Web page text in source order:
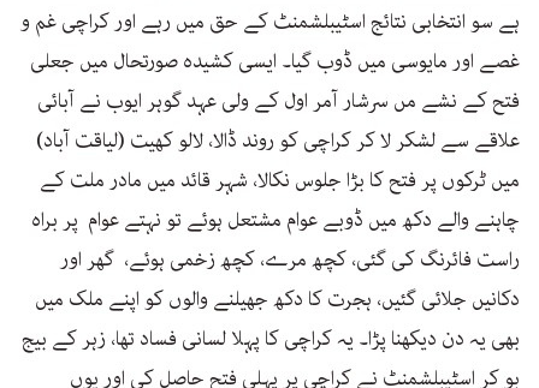
ہے سو انتخابی نتائج اسٹیبلشمنٹ کے حق میں رہے اور کراچی غم و
غصے اور مایوسی میں ڈوب گیا۔ ایسی کشیدہ صورتحال میں جعلی
فتح کے نشے مں سرشار آمر اول کے ولی عہد گوہر ایوب نے آبائی
علاقے سے لشکر لا کر کراچی کو روند ڈالا، لالو کھیت (لیاقت آباد)
میں ٹرکوں پر فتح کا بڑا جلوس نکالا، شہر قائد میں مادر ملت کے
چاہنے والے دکھ میں ڈوبے عوام مشتعل ہوئے تو نہتے عوام پر براہ
راست فائرنگ کی گئی، کچھ مرے، کچھ زخمی ہوئے، گھر اور
دکانیں جلائی گئیں، ہجرت کا دکھ جھیلنے والوں کو اپنے ملک میں
بھی یہ دن دیکھنا پڑا۔ یہ کراچی کا پہلا لسانی فساد تھا، زہر کے بیج
بو کر اسٹیبلشمنٹ نے کراچی پر پہلی فتح حاصل کی اور یوں